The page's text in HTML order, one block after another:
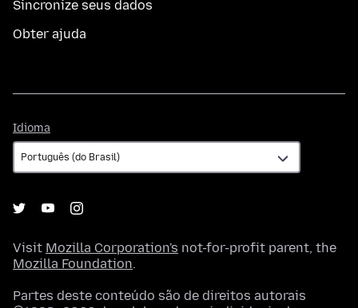
Sincronize seus dados
Obter ajuda
Idioma
Visit Mozilla Corporation's not-for-profit parent, the
Mozilla Foundation.
Partes deste conteúdo são de direitos autorais